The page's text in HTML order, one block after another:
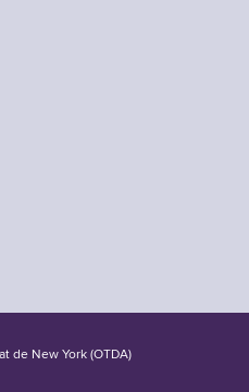
de New York (OTDA)